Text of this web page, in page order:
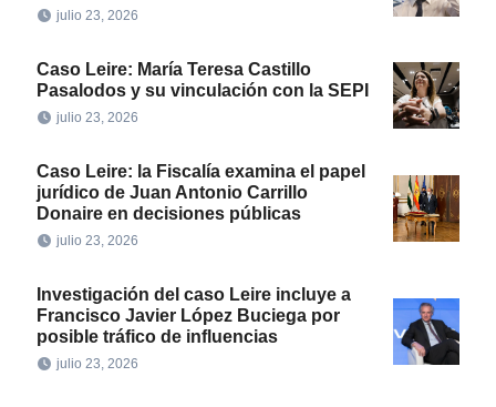
julio 23, 2026
Caso Leire: María Teresa Castillo
Pasalodos y su vinculación con la SEPI
julio 23, 2026
Caso Leire: la Fiscalía examina el papel
jurídico de Juan Antonio Carrillo
Donaire en decisiones públicas
julio 23, 2026
Investigación del caso Leire incluye a
Francisco Javier López Buciega por
posible tráfico de influencias
julio 23, 2026